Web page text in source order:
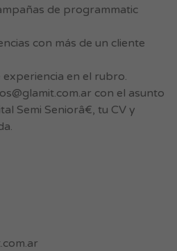
de programmatic
con más de un cliente
experiencia en el rubro.
con el asunto
Semi Seniorâ€, tu CV y